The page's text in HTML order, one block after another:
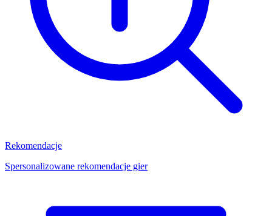
Rekomendacje
Spersonalizowane rekomendacje gier